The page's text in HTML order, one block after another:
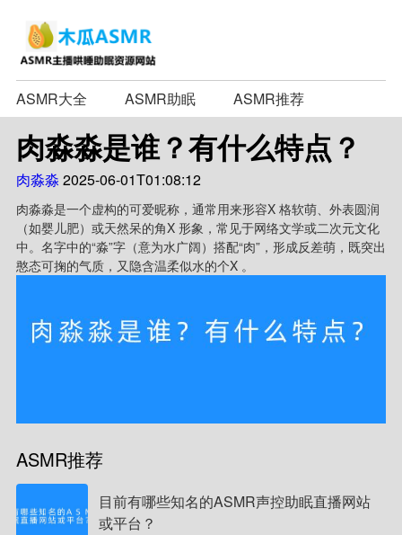
ASMR大全 ASMR助眠 ASMR推荐
肉淼淼是谁？有什么特点？
肉淼淼 2025-06-01T01:08:12
肉淼淼是一个虚构的可爱昵称，通常用来形容X 格软萌、外表圆润
（如婴儿肥）或天然呆的角X 形象，常见于网络文学或二次元文化
中。名字中的“淼”字（意为水广阔）搭配“肉”，形成反差萌，既突出
憨态可掬的气质，又隐含温柔似水的个X 。
ASMR推荐
目前有哪些知名的ASMR声控助眠直播网站
或平台？